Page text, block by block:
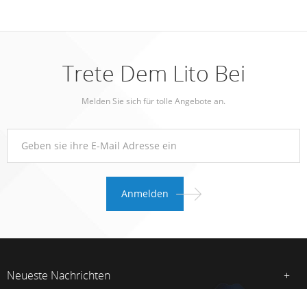
Trete Dem Lito Bei
Melden Sie sich für tolle Angebote an.
Neueste Nachrichten